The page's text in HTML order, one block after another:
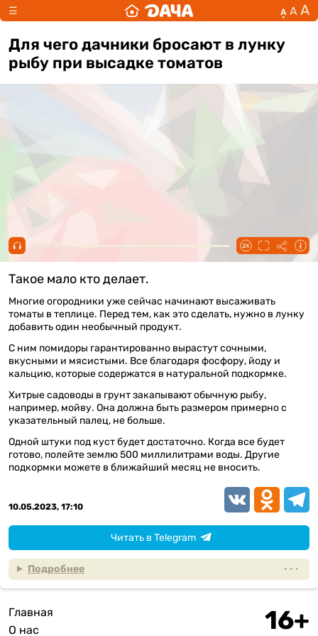
☰ А А А
Для чего дачники бросают в лунку
рыбу при высадке томатов
Такое мало кто делает.
Многие огородники уже сейчас начинают высаживать
томаты в теплице. Перед тем, как это сделать, нужно в лунку
добавить один необычный продукт.
С ним помидоры гарантированно вырастут сочными,
вкусными и мясистыми. Все благодаря фосфору, йоду и
кальцию, которые содержатся в натуральной подкормке.
Хитрые садоводы в грунт закапывают обычную рыбу,
например, мойву. Она должна быть размером примерно с
указательный палец, не больше.
Одной штуки под куст будет достаточно. Когда все будет
готово, полейте землю 500 миллилитрами воды. Другие
подкормки можете в ближайший месяц не вносить.
10.05.2023, 17:10
VK
Читать в Telegram
Подробнее
Подвал
Главная
О нас